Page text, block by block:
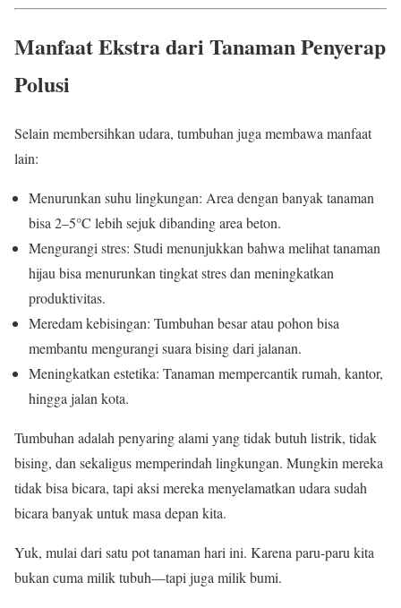
Manfaat Ekstra dari Tanaman Penyerap
Polusi
Selain membersihkan udara, tumbuhan juga membawa manfaat
lain:
Menurunkan suhu lingkungan: Area dengan banyak tanaman
bisa 2–5°C lebih sejuk dibanding area beton.
Mengurangi stres: Studi menunjukkan bahwa melihat tanaman
hijau bisa menurunkan tingkat stres dan meningkatkan
produktivitas.
Meredam kebisingan: Tumbuhan besar atau pohon bisa
membantu mengurangi suara bising dari jalanan.
Meningkatkan estetika: Tanaman mempercantik rumah, kantor,
hingga jalan kota.
Tumbuhan adalah penyaring alami yang tidak butuh listrik, tidak
bising, dan sekaligus memperindah lingkungan. Mungkin mereka
tidak bisa bicara, tapi aksi mereka menyelamatkan udara sudah
bicara banyak untuk masa depan kita.
Yuk, mulai dari satu pot tanaman hari ini. Karena paru-paru kita
bukan cuma milik tubuh—tapi juga milik bumi.